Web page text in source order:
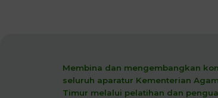
Membina dan mengembangkan
seluruh aparatur Kementerian
Timur melalui pelatihan dan